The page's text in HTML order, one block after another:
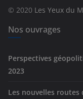
e
s
© 2020 Les Yeux du
Nos ouvrages
Perspectives
2023
Les nouvelles routes